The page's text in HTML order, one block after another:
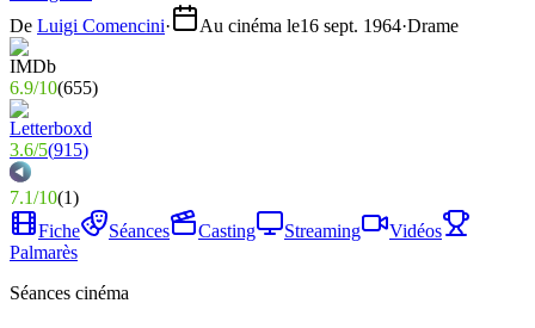
De Luigi Comencini· Au cinéma le16 sept. 1964·Drame
6.9/10(655)
3.6/5(915)
7.1/10(1)
Fiche
Séances Casting Streaming
Vidéos
Palmarès
Séances cinéma